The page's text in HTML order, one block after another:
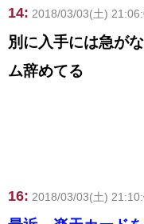
14: 2018/03/03(土)
別に入手には急が
ム辞めてる
16: 2018/03/03(土)